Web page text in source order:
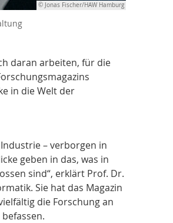
© Jonas Fischer/HAW Hamburg
daran arbeiten, für die
in die Welt der
– verborgen in
geben in das, was in
sind“, erklärt Prof. Dr.
Sie hat das Magazin
die Forschung an